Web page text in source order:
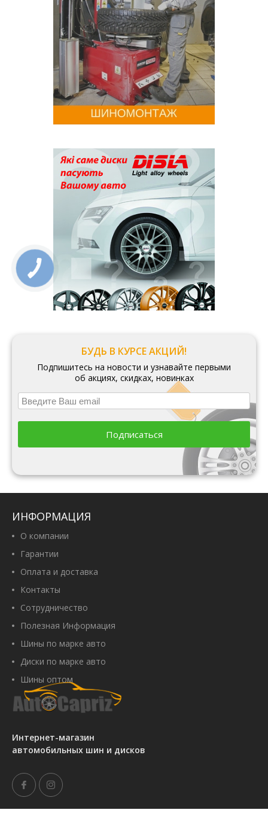
БУДЬ В КУРСЕ АКЦИЙ!
Подпишитесь на новости и узнавайте первыми
об акциях, скидках, новинках
Подписаться
Интернет-магазин
автомобильных шин и дисков
ИНФОРМАЦИЯ
О компании
Гарантии
Оплата и доставка
Контакты
Сотрудничество
Полезная Информация
Шины по марке авто
Диски по марке авто
Шины оптом